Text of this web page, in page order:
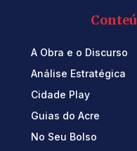
A Obra e o Discurso
Análise Estratégica
Cidade Play
Guias do Acre
No Seu Bolso